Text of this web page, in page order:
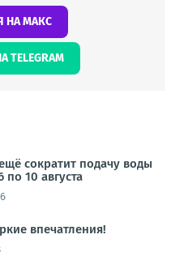
НА МАКС
сократит подачу воды
10 августа
впечатления!